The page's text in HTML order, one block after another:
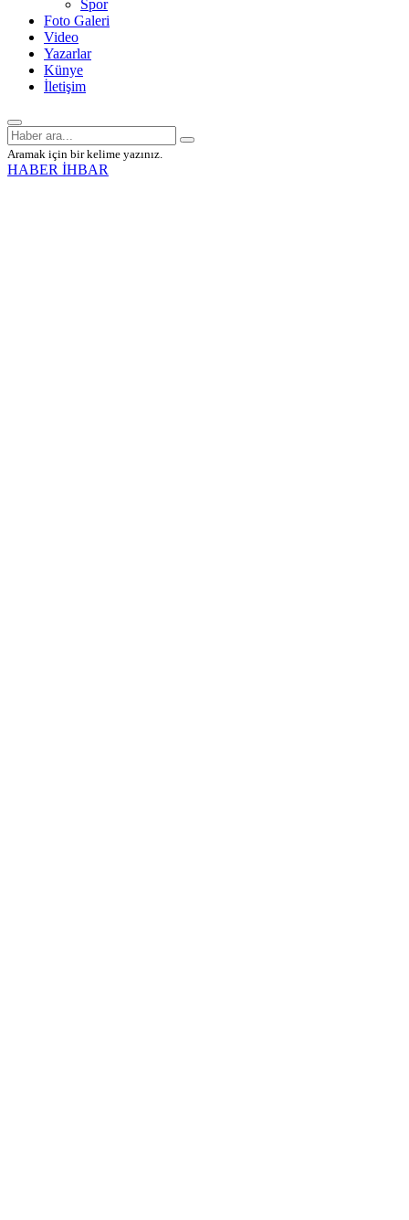
Spor
Foto Galeri
Video
Yazarlar
Künye
İletişim
Aramak için bir kelime yazınız.
HABER İHBAR